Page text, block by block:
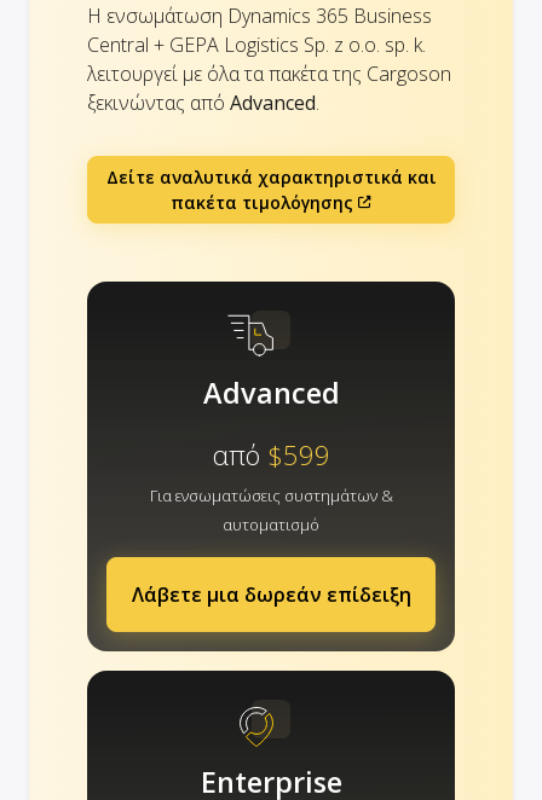
Η ενσωμάτωση Dynamics 365 Business
Central + GEPA Logistics Sp. z o.o. sp. k.
λειτουργεί με όλα τα πακέτα της Cargoson
ξεκινώντας από Advanced.
Δείτε αναλυτικά χαρακτηριστικά και
πακέτα τιμολόγησης
Advanced
από $599
Για ενσωματώσεις συστημάτων &
αυτοματισμό
Λάβετε μια δωρεάν επίδειξη
Enterprise